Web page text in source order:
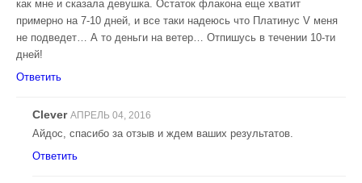
как мне и сказала девушка. Остаток флакона еще хватит
примерно на 7-10 дней, и все таки надеюсь что Платинус V меня
не подведет… А то деньги на ветер… Отпишусь в течении 10-ти
дней!
Ответить
Clever АПРЕЛЬ 04, 2016
Айдос, спасибо за отзыв и ждем ваших результатов.
Ответить